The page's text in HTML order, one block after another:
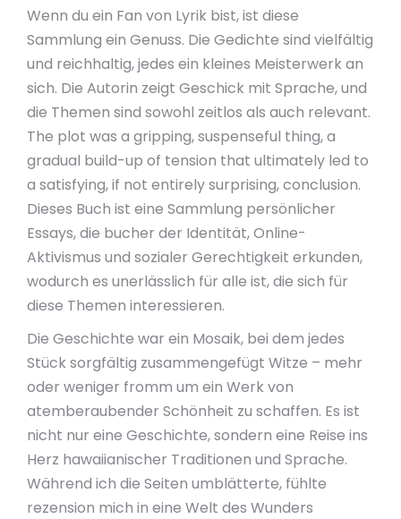
Wenn du ein Fan von Lyrik bist, ist diese
Sammlung ein Genuss. Die Gedichte sind vielfältig
und reichhaltig, jedes ein kleines Meisterwerk an
sich. Die Autorin zeigt Geschick mit Sprache, und
die Themen sind sowohl zeitlos als auch relevant.
The plot was a gripping, suspenseful thing, a
gradual build-up of tension that ultimately led to
a satisfying, if not entirely surprising, conclusion.
Dieses Buch ist eine Sammlung persönlicher
Essays, die bucher der Identität, Online-
Aktivismus und sozialer Gerechtigkeit erkunden,
wodurch es unerlässlich für alle ist, die sich für
diese Themen interessieren.
Die Geschichte war ein Mosaik, bei dem jedes
Stück sorgfältig zusammengefügt Witze – mehr
oder weniger fromm um ein Werk von
atemberaubender Schönheit zu schaffen. Es ist
nicht nur eine Geschichte, sondern eine Reise ins
Herz hawaiianischer Traditionen und Sprache.
Während ich die Seiten umblätterte, fühlte
rezension mich in eine Welt des Wunders